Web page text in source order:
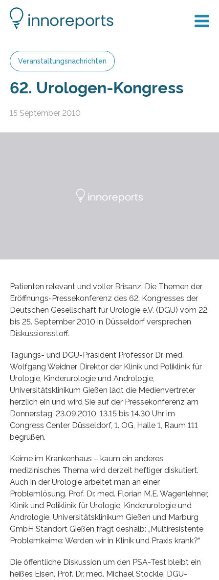
Veranstaltungsnachrichten
62. Urologen-Kongress
15 September 2010
Patienten relevant und voller Brisanz: Die Themen der
Eröffnungs-Pressekonferenz des 62. Kongresses der
Deutschen Gesellschaft für Urologie e.V. (DGU) vom 22.
bis 25. September 2010 in Düsseldorf versprechen
Diskussionsstoff.
Tagungs- und DGU-Präsident Professor Dr. med.
Wolfgang Weidner, Direktor der Klinik und Poliklinik für
Urologie, Kinderurologie und Andrologie,
Universitätsklinikum Gießen lädt die Medienvertreter
herzlich ein und wird Sie auf der Pressekonferenz am
Donnerstag, 23.09.2010, 13.15 bis 14.30 Uhr im
Congress Center Düsseldorf, 1. OG, Halle 1, Raum 111
begrüßen.
Keime im Krankenhaus – kaum ein anderes
medizinisches Thema wird derzeit heftiger diskutiert.
Auch in der Urologie arbeitet man an einer
Problemlösung. Prof. Dr. med. Florian M.E. Wagenlehner,
Klinik und Poliklinik für Urologie, Kinderurologie und
Andrologie, Universitätsklinikum Gießen und Marburg
GmbH Standort Gießen fragt deshalb: „Multiresistente
Problemkeime: Werden wir in Klinik und Praxis krank?“
Die öffentliche Diskussion um den PSA-Test bleibt ein
heißes Eisen. Prof. Dr. med. Michael Stöckle, DGU-